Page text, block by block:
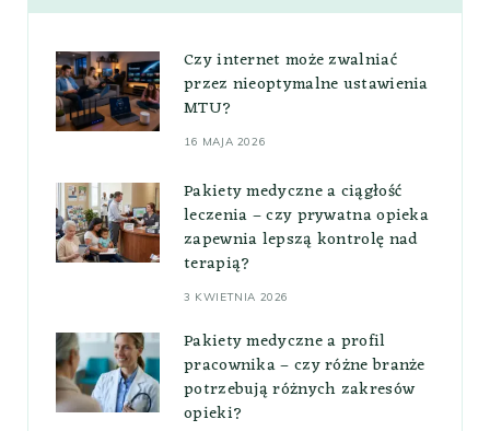
Czy internet może zwalniać
przez nieoptymalne ustawienia
MTU?
16 MAJA 2026
Pakiety medyczne a ciągłość
leczenia – czy prywatna opieka
zapewnia lepszą kontrolę nad
terapią?
3 KWIETNIA 2026
Pakiety medyczne a profil
pracownika – czy różne branże
potrzebują różnych zakresów
opieki?